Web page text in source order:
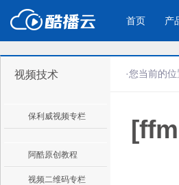
首页 产
产品与新功能
视频加密防下载防录屏
教学课程全终端视频加密
防下载/防盗录/防录屏/防篡改
应用场景
企业宣传
企业视频宣传，提升企业形象
视频技术
保利威视频专栏
阿酷原创教程
视频二维码专栏
·您当前的位